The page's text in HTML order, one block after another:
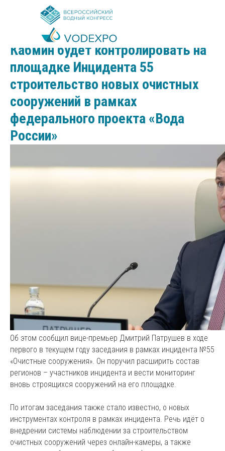
2026-02-18 18:18
Кабмин будет контролировать на
площадке Инцидента 55
строительство новых очистных
сооружений в рамках
федерального проекта «Вода
России»
Об этом сообщил вице-премьер Дмитрий Патрушев в ходе
первого в текущем году заседания в рамках инцидента №55
«Очистные сооружения». Он поручил расширить состав
регионов – участников инцидента и вести мониторинг
вновь строящихся сооружений на его площадке.
По итогам заседания также стало известно, о новых
инструментах контроля в рамках инцидента. Речь идёт о
внедрении системы наблюдении за строительством
очистных сооружений через онлайн-камеры, а также